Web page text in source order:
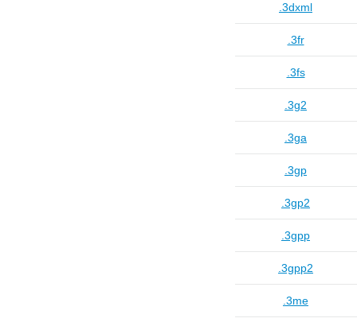
.3dxml
.3fr
.3fs
.3g2
.3ga
.3gp
.3gp2
.3gpp
.3gpp2
.3me